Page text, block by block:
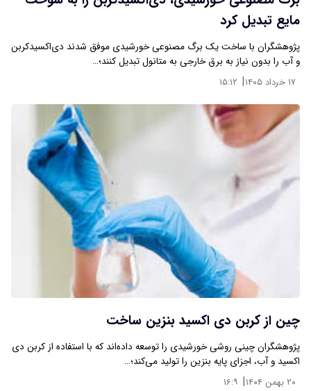
مایع تبدیل کرد
پژوهشگران با ساخت یک برگ مصنوعی خورشیدی موفق شدند دی‌اکسیدکربن
و آب را بدون نیاز به برق خارجی به متانول تبدیل کنند؛…
۱۷ خرداد ۱۴۰۵ | ۱۵:۱۲
چین از کربن دی‌ اکسید بنزین ساخت
پژوهشگران چینی روشی خورشیدی را توسعه داده‌اند که با استفاده از کربن دی‌
اکسید و آب، اجزای پایه‌ بنزین را تولید می‌کند؛…
۲۰ بهمن ۱۴۰۴ | ۱۶:۹